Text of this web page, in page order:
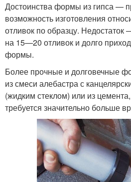
Достоинства формы из гипса —
возможность изготовления
отливок по образцу.
на 15—20 отливок и долго
формы.
Более прочные и долговечные
из смеси алебастра с
(жидким стеклом) или из
требуется значительно больше